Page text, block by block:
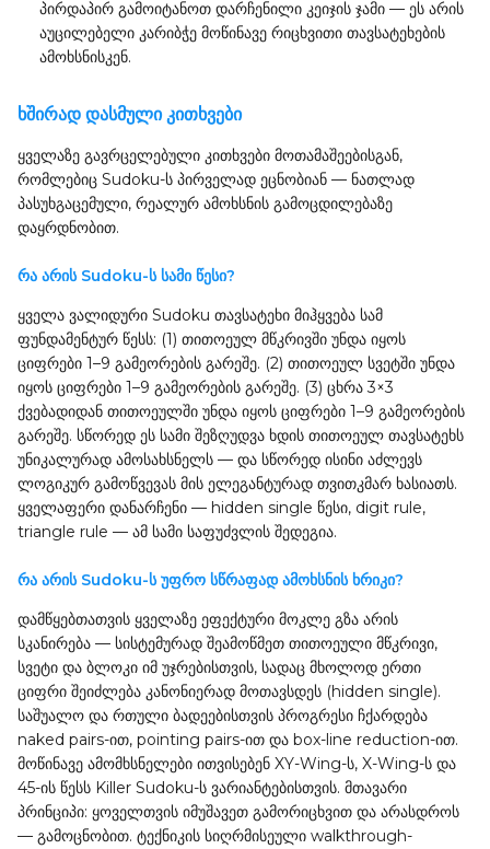
პირდაპირ გამოიტანოთ დარჩენილი კეიჯის ჯამი — ეს არის
აუცილებელი კარიბჭე მოწინავე რიცხვითი თავსატეხების
ამოხსნისკენ.
ხშირად დასმული კითხვები
ყველაზე გავრცელებული კითხვები მოთამაშეებისგან,
რომლებიც Sudoku-ს პირველად ეცნობიან — ნათლად
პასუხგაცემული, რეალურ ამოხსნის გამოცდილებაზე
დაყრდნობით.
რა არის Sudoku-ს სამი წესი?
ყველა ვალიდური Sudoku თავსატეხი მიჰყვება სამ
ფუნდამენტურ წესს: (1) თითოეულ მწკრივში უნდა იყოს
ციფრები 1–9 გამეორების გარეშე. (2) თითოეულ სვეტში უნდა
იყოს ციფრები 1–9 გამეორების გარეშე. (3) ცხრა 3×3
ქვებადიდან თითოეულში უნდა იყოს ციფრები 1–9 გამეორების
გარეშე. სწორედ ეს სამი შეზღუდვა ხდის თითოეულ თავსატეხს
უნიკალურად ამოსახსნელს — და სწორედ ისინი აძლევს
ლოგიკურ გამოწვევას მის ელეგანტურად თვითკმარ ხასიათს.
ყველაფერი დანარჩენი — hidden single წესი, digit rule,
triangle rule — ამ სამი საფუძვლის შედეგია.
რა არის Sudoku-ს უფრო სწრაფად ამოხსნის ხრიკი?
დამწყებთათვის ყველაზე ეფექტური მოკლე გზა არის
სკანირება — სისტემურად შეამოწმეთ თითოეული მწკრივი,
სვეტი და ბლოკი იმ უჯრებისთვის, სადაც მხოლოდ ერთი
ციფრი შეიძლება კანონიერად მოთავსდეს (hidden single).
საშუალო და რთული ბადეებისთვის პროგრესი ჩქარდება
naked pairs-ით, pointing pairs-ით და box-line reduction-ით.
მოწინავე ამომხსნელები ითვისებენ XY-Wing-ს, X-Wing-ს და
45-ის წესს Killer Sudoku-ს ვარიანტებისთვის. მთავარი
პრინციპი: ყოველთვის იმუშავეთ გამორიცხვით და არასდროს
— გამოცნობით. ტექნიკის სიღრმისეული walkthrough-